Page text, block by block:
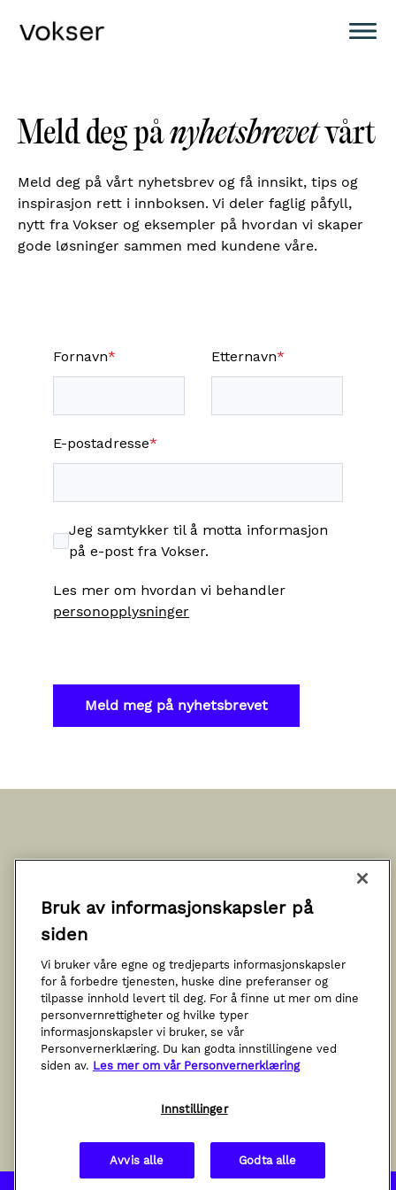
Meld deg pånyhetsbrevetvårt
Meld deg på vårt nyhetsbrev og få innsikt, tips og
inspirasjon rett i innboksen. Vi deler faglig påfyll,
nytt fra Vokser og eksempler på hvordan vi skaper
gode løsninger sammen med kundene våre.
Fornavn* Etternavn*
E-postadresse*
Jeg samtykker til å motta informasjon
på e-post fra Vokser.
Les mer om hvordan vi behandler
personopplysninger
Meld meg på nyhetsbrevet
Vokser ASOrg. nr. 919 653 477KongsbergNotodden
Kontakt oss
Personvern og sikkerhet
Innstillinger for informasjonskapsler
Følg oss på LinkedIn
Bruk av informasjonskapsler på
siden
Vi bruker våre egne og tredjeparts informasjonskapsler
for å forbedre tjenesten, huske dine preferanser og
tilpasse innhold levert til deg. For å finne ut mer om dine
personvernrettigheter og hvilke typer
informasjonskapsler vi bruker, se vår
Personvernerklæring. Du kan godta innstillingene ved
siden av. Les mer om vår Personvernerklæring
Innstillinger
Avvis alle Godta alle